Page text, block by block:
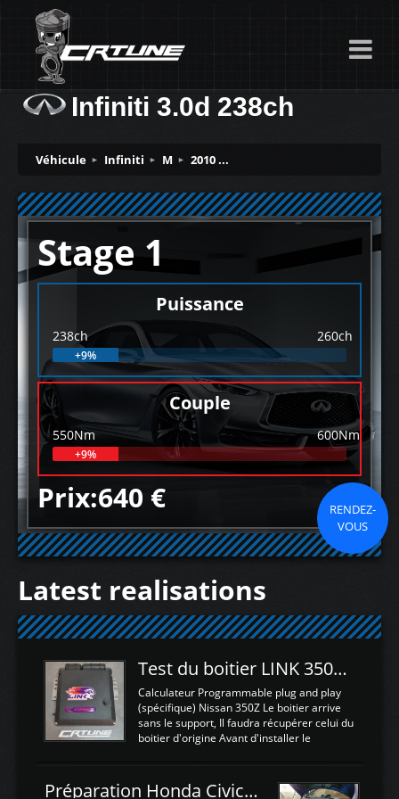
Infiniti 3.0d 238ch
Véhicule Infiniti M 2010 ...
Stage 1
Puissance
238ch 260ch
+9%
Couple
550Nm 600Nm
+9%
Prix:640 €
RENDEZ-
VOUS
Latest realisations
Test du boitier LINK 350Z Plugin ECU
Calculateur Programmable plug and play
(spécifique) Nissan 350Z Le boitier arrive
sans le support, Il faudra récupérer celui du
boitier d'origine Avant d'installer le
d'envoyer l'information de la large bande
Préparation Honda Civic Type R FK2